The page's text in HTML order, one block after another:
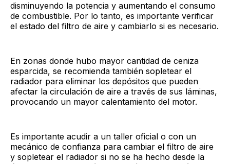
disminuyendo la potencia y aumentando el consumo
de combustible. Por lo tanto, es importante verificar
el estado del filtro de aire y cambiarlo si es necesario.
En zonas donde hubo mayor cantidad de ceniza
esparcida, se recomienda también sopletear el
radiador para eliminar los depósitos que pueden
afectar la circulación de aire a través de sus láminas,
provocando un mayor calentamiento del motor.
Es importante acudir a un taller oficial o con un
mecánico de confianza para cambiar el filtro de aire
y sopletear el radiador si no se ha hecho desde la